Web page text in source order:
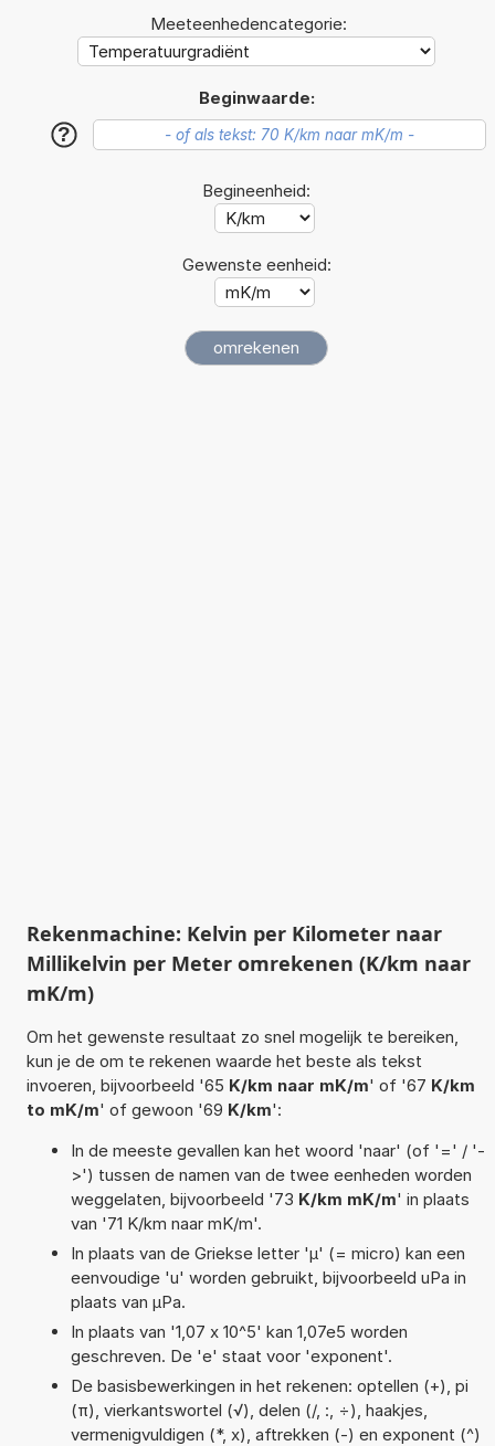
Meeteenhedencategorie:
Beginwaarde:
?
Begineenheid:
Gewenste eenheid:
Rekenmachine: Kelvin per Kilometer naar
Millikelvin per Meter omrekenen (K/km naar
mK/m)
Om het gewenste resultaat zo snel mogelijk te bereiken,
kun je de om te rekenen waarde het beste als tekst
invoeren, bijvoorbeeld '65 K/km naar mK/m' of '67 K/km
to mK/m' of gewoon '69 K/km':
In de meeste gevallen kan het woord 'naar' (of '=' / '-
>') tussen de namen van de twee eenheden worden
weggelaten, bijvoorbeeld '73 K/km mK/m' in plaats
van '71 K/km naar mK/m'.
In plaats van de Griekse letter 'µ' (= micro) kan een
eenvoudige 'u' worden gebruikt, bijvoorbeeld uPa in
plaats van µPa.
In plaats van '1,07 x 10^5' kan 1,07e5 worden
geschreven. De 'e' staat voor 'exponent'.
De basisbewerkingen in het rekenen: optellen (+), pi
(π), vierkantswortel (√), delen (/, :, ÷), haakjes,
vermenigvuldigen (*, x), aftrekken (-) en exponent (^)